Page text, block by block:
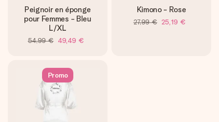
Peignoir en éponge
pour Femmes - Bleu
L/XL
54,99 € 49,49 €
Kimono - Rose
27,99 € 25,19 €
Promo